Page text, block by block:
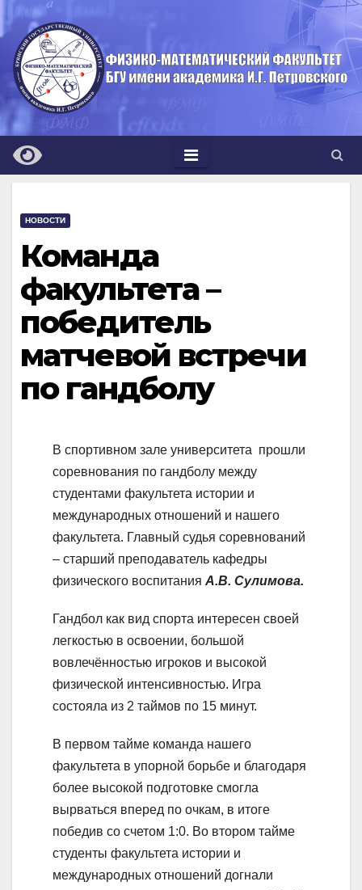
Перейти
к
содержимому
НОВОСТИ
Команда
факультета –
победитель
матчевой встречи
по гандболу
В спортивном зале университета прошли
соревнования по гандболу между
студентами факультета истории и
международных отношений и нашего
факультета. Главный судья соревнований
– старший преподаватель кафедры
физического воспитания А.В. Сулимова.
Гандбол как вид спорта интересен своей
легкостью в освоении, большой
вовлечённостью игроков и высокой
физической интенсивностью. Игра
состояла из 2 таймов по 15 минут.
В первом тайме команда нашего
факультета в упорной борьбе и благодаря
более высокой подготовке смогла
вырваться вперед по очкам, в итоге
победив со счетом 1:0. Во втором тайме
студенты факультета истории и
международных отношений догнали